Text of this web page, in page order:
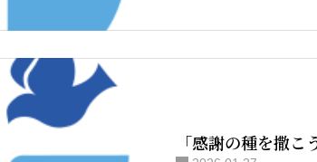
「感謝の種を撒こ